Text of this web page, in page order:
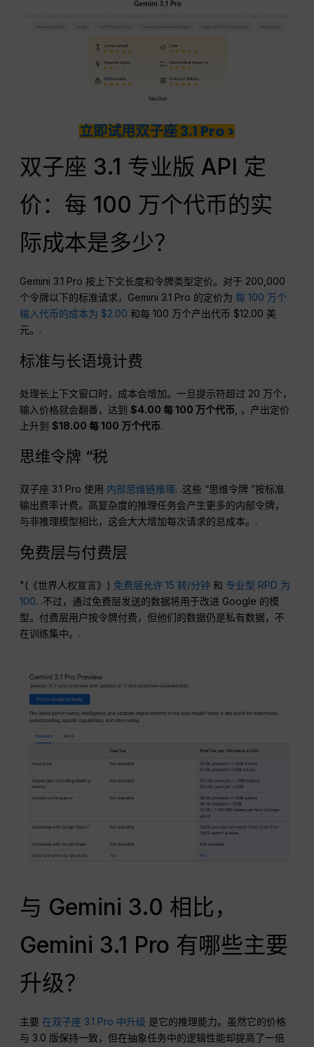
立即试用双子座 3.1 Pro >
双子座 3.1 专业版 API 定
价：每 100 万个代币的实
际成本是多少？
Gemini 3.1 Pro 按上下文长度和令牌类型定价。对于 200,000
个令牌以下的标准请求，Gemini 3.1 Pro 的定价为每 100 万个
输入代币的成本为 $2.00 和每 100 万个产出代币 $12.00 美
元。.
标准与长语境计费
处理长上下文窗口时，成本会增加。一旦提示符超过 20 万个，
输入价格就会翻番，达到$4.00 每 100 万个代币 , ，产出定价
上升到$18.00 每 100 万个代币.
思维令牌 “税
双子座 3.1 Pro 使用 内部思维链推理. .这些 “思维令牌 ”按标准
输出费率计费。高复杂度的推理任务会产生更多的内部令牌，
与非推理模型相比，这会大大增加每次请求的总成本。.
免费层与付费层
"(《世界人权宣言》) 免费层允许 15 转/分钟 和 专业型 RPD 为
100. .不过，通过免费层发送的数据将用于改进 Google 的模
型。付费层用户按令牌付费，但他们的数据仍是私有数据，不
在训练集中。.
与 Gemini 3.0 相比，
Gemini 3.1 Pro 有哪些主要
升级？
主要 在双子座 3.1 Pro 中升级 是它的推理能力。虽然它的价格
与 3.0 版保持一致，但在抽象任务中的逻辑性能却提高了一倍